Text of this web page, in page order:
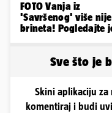
FOTO Vanja iz
'Savršenog' više nije
brineta! Pogledajte
Sve što je
Skini aplikaciju
komentiraj i budi